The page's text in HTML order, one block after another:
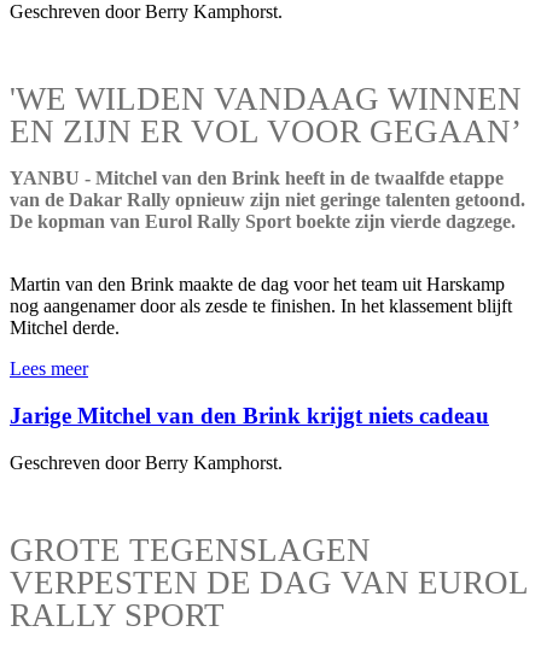
Geschreven door Berry Kamphorst.
'WE WILDEN VANDAAG WINNEN
EN ZIJN ER VOL VOOR GEGAAN’
YANBU - Mitchel van den Brink heeft in de twaalfde etappe
van de Dakar Rally opnieuw zijn niet geringe talenten getoond.
De kopman van Eurol Rally Sport boekte zijn vierde dagzege.
Martin van den Brink maakte de dag voor het team uit Harskamp
nog aangenamer door als zesde te finishen. In het klassement blijft
Mitchel derde.
Lees meer
Jarige Mitchel van den Brink krijgt niets cadeau
Geschreven door Berry Kamphorst.
GROTE TEGENSLAGEN
VERPESTEN DE DAG VAN EUROL
RALLY SPORT